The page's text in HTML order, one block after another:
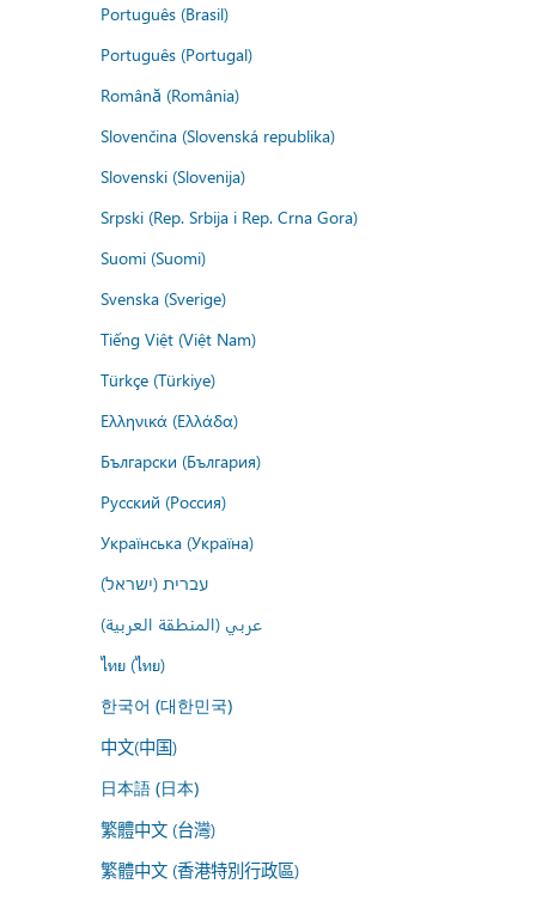
Português (Brasil)
Português (Portugal)
Română (România)
Slovenčina (Slovenská republika)
Slovenski (Slovenija)
Srpski (Rep. Srbija i Rep. Crna Gora)
Suomi (Suomi)
Svenska (Sverige)
Tiếng Việt (Việt Nam)
Türkçe (Türkiye)
Ελληνικά (Ελλάδα)
Български (България)
Русский (Россия)
Українська (Україна)
עברית (ישראל)
عربي (المنطقة العربية)
ไทย (ไทย)
한국어 (대한민국)
中文(中国)
日本語 (日本)
繁體中文 (台灣)
繁體中文 (香港特別行政區)